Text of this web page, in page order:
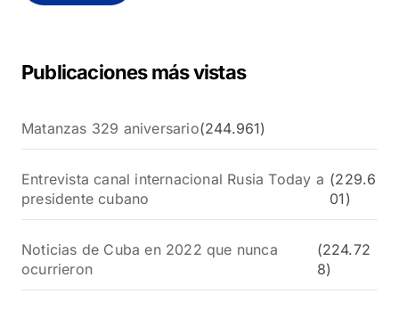
Publicaciones más vistas
Matanzas 329 aniversario(244.961)
Entrevista canal internacional Rusia Today a
presidente cubano
(229.6
01)
Noticias de Cuba en 2022 que nunca
ocurrieron
(224.72
8)